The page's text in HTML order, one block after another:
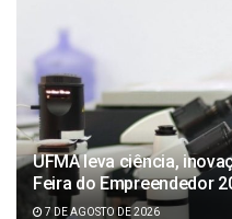
UFMA leva ciência,
Feira do Empreendedor
7 DE AGOSTO DE 2026